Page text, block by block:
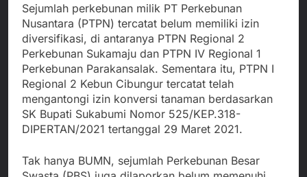
Sejumlah perkebunan milik PT Perkebunan
Nusantara (PTPN) tercatat belum memiliki izin
diversifikasi, di antaranya PTPN Regional 2
Perkebunan Sukamaju dan PTPN IV Regional 1
Perkebunan Parakansalak. Sementara itu, PTPN I
Regional 2 Kebun Cibungur tercatat telah
mengantongi izin konversi tanaman berdasarkan
SK Bupati Sukabumi Nomor 525/KEP.318-
DIPERTAN/2021 tertanggal 29 Maret 2021.
Tak hanya BUMN, sejumlah Perkebunan Besar